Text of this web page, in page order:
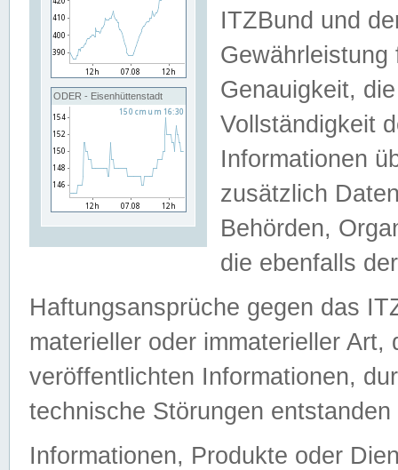
ODER - Eisenhüttenstadt
ITZBund und
Genauigkeit,
Vollständigkeit
Informationen
zusätzlich
Behörden,
die ebenfalls
Haftungsansprüche gegen das
materieller oder immaterieller
veröffentlichten Informationen,
technische Störungen
Informationen, Produkte oder